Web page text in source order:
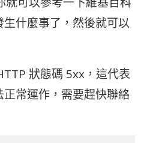
什麼事了，然後就可以
狀態碼 5xx，這代表
常運作，需要趕快聯絡